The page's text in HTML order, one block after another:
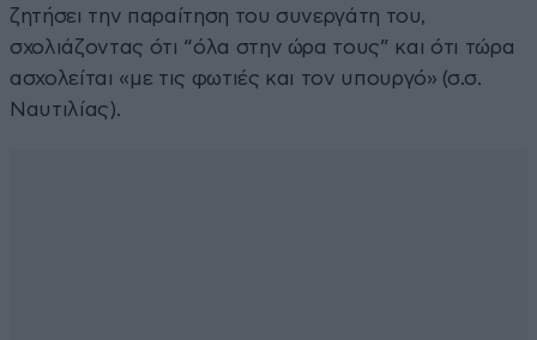
ζητήσει την παραίτηση του συνεργάτη του,
σχολιάζοντας ότι “όλα στην ώρα τους” και ότι τώρα
ασχολείται «με τις φωτιές και τον υπουργό» (σ.σ.
Ναυτιλίας).